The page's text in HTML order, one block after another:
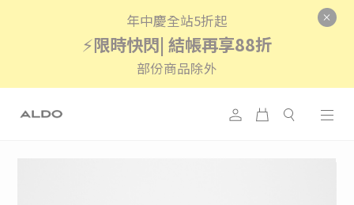
年中慶全站5折起
⚡限時快閃| 結帳再享88折
部份商品除外